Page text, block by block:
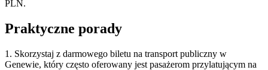
PLN.
Praktyczne porady
1. Skorzystaj z darmowego biletu na transport publiczny w
Genewie, który często oferowany jest pasażerom przylatującym na